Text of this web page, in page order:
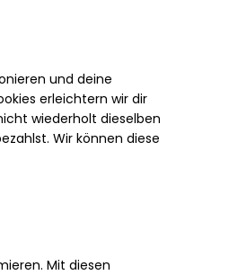
und deine
erleichtern wir dir
wiederholt dieselben
Wir können diese
Mit diesen